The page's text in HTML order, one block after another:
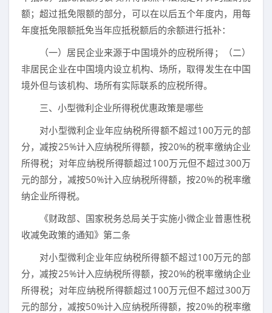
额；超过抵免限额的部分，可以在以后五个年度内，用每
年度抵免限额抵免当年应抵税额后的余额进行抵补：
（一）居民企业来源于中国境外的应税所得；（二）
非居民企业在中国境内设立机构、场所，取得发生在中国
境外但与该机构、场所有实际联系的应税所得。
三、小型微利企业所得税优惠政策是哪些
对小型微利企业年应纳税所得额不超过100万元的部
分，减按25%计入应纳税所得额，按20%的税率缴纳企业
所得税；对年应纳税所得额超过100万元但不超过300万
元的部分，减按50%计入应纳税所得额，按20%的税率缴
纳企业所得税。
《财政部、国家税务总局关于实施小微企业普惠性税
收减免政策的通知》第二条
对小型微利企业年应纳税所得额不超过100万元的部
分，减按25%计入应纳税所得额，按20%的税率缴纳企业
所得税；对年应纳税所得额超过100万元但不超过300万
元的部分，减按50%计入应纳税所得额，按20%的税率缴